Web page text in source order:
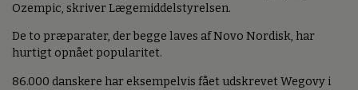
Ozempic, skriver Lægemiddelstyrelsen.
De to præparater, der begge laves af Novo Nordisk, har
hurtigt opnået popularitet.
86.000 danskere har eksempelvis fået udskrevet Wegovy i